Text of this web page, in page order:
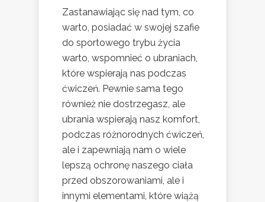
Zastanawiając się nad tym, co
warto, posiadać w swojej szafie
do sportowego trybu życia
warto, wspomnieć o ubraniach,
które wspierają nas podczas
ćwiczeń. Pewnie sama tego
również nie dostrzegasz, ale
ubrania wspierają nasz komfort,
podczas różnorodnych ćwiczeń,
ale i zapewniają nam o wiele
lepszą ochronę naszego ciała
przed obszorowaniami, ale i
innymi elementami, które wiążą